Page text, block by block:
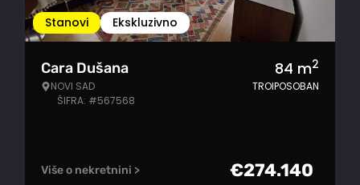
Stanovi Ekskluzivno
Cara Dušana
NOVI SAD
ŠIFRA: #567568
84 m2
TROIPOSOBAN
Više o nekretnini > €274.140